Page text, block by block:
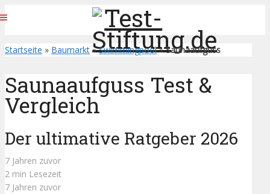
Startseite » Baumarkt »Swimmingpool»Saunaaufguss
Saunaaufguss Test &
Vergleich
Der ultimative Ratgeber 2026
7 Jahren zuvor
2 min Lesezeit
7 Jahren zuvor